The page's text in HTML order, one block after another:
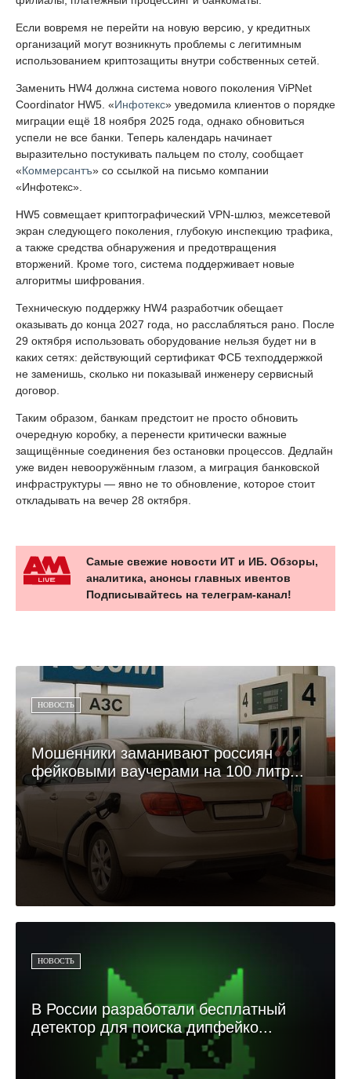
Если вовремя не перейти на новую версию, у кредитных
организаций могут возникнуть проблемы с легитимным
использованием криптозащиты внутри собственных сетей.
Заменить HW4 должна система нового поколения ViPNet
Coordinator HW5. «Инфотекс» уведомила клиентов о порядке
миграции ещё 18 ноября 2025 года, однако обновиться
успели не все банки. Теперь календарь начинает
выразительно постукивать пальцем по столу, сообщает
«Коммерсантъ» со ссылкой на письмо компании
«Инфотекс».
HW5 совмещает криптографический VPN-шлюз, межсетевой
экран следующего поколения, глубокую инспекцию трафика,
а также средства обнаружения и предотвращения
вторжений. Кроме того, система поддерживает новые
алгоритмы шифрования.
Техническую поддержку HW4 разработчик обещает
оказывать до конца 2027 года, но расслабляться рано. После
29 октября использовать оборудование нельзя будет ни в
каких сетях: действующий сертификат ФСБ техподдержкой
не заменишь, сколько ни показывай инженеру сервисный
договор.
Таким образом, банкам предстоит не просто обновить
очередную коробку, а перенести критически важные
защищённые соединения без остановки процессов. Дедлайн
уже виден невооружённым глазом, а миграция банковской
инфраструктуры — явно не то обновление, которое стоит
откладывать на вечер 28 октября.
Самые свежие новости ИТ и ИБ. Обзоры,
аналитика, анонсы главных ивентов
Подписывайтесь на телеграм-канал!
НОВОСТЬ
Мошенники заманивают россиян
фейковыми ваучерами на 100 литр...
НОВОСТЬ
В России разработали бесплатный
детектор для поиска дипфейко...